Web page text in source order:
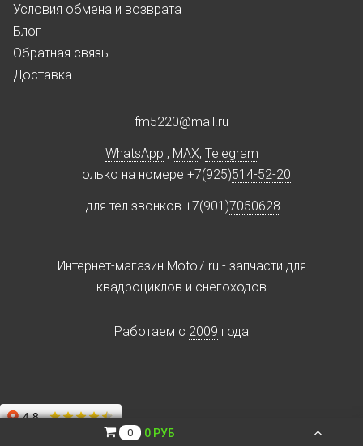
Условия обмена и возврата
Блог
Обратная связь
Доставка
fm5220@mail.ru
WhatsApp , MAX, Telegram
только на номере +7(925)514-52-20
для тел.звонков +7(901)7050628
Интернет-магазин Moto7.ru - запчасти для
квадроциклов и снегоходов
Работаем c 2009 года
0 0 РУБ